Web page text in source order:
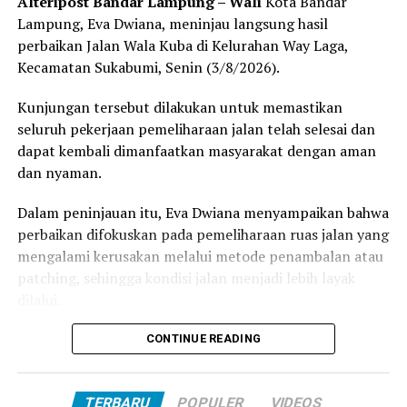
Legislator PKS ini pun kembali menegaskan, penting
untuk berkomitmen menegakkan peraturan.
Dipersilakan melakukan usaha tapi sesuaikan dengan
peraturan dan peruntukan tata ruang yang ada di
Bandarlampung.
Pembangunan di Bandarlampung adalah pembangunan
berkelanjutan. Jangan sampai karena melanggar aturan
pada akhirnya rakyat yang dikorbankan dan menjadi PR
pemerintah untuk menuntaskan persoalan yang
muncul.
“Wali Kota harus tegas. Jangan dikasih hati pengusaha
rekomendasi usaha tapi menabrak peraturan yang ada,”
tegas Handrie. (Rls)
Facebook Comments Box
Lampung, Eva Dwiana, meninjau langsung hasil
perbaikan Jalan Wala Kuba di Kelurahan Way Laga,
Kecamatan Sukabumi, Senin (3/8/2026).
Kunjungan tersebut dilakukan untuk memastikan
seluruh pekerjaan pemeliharaan jalan telah selesai dan
dapat kembali dimanfaatkan masyarakat dengan aman
dan nyaman.
Dalam peninjauan itu, Eva Dwiana menyampaikan bahwa
perbaikan difokuskan pada pemeliharaan ruas jalan yang
mengalami kerusakan melalui metode penambalan atau
patching, sehingga kondisi jalan menjadi lebih layak
“Perbaikan yang dilakukan di ruas Jalan Wala Kuba
difokuskan pada pemeliharaan melalui penambalan
CONTINUE READING
TERBARU POPULER VIDEOS